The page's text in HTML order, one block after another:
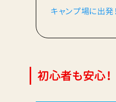
キャンプ場に出発
初心者も安心